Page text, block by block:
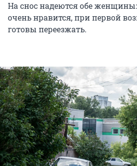
На снос надеются обе
очень нравится, при первой
готовы переезжать.